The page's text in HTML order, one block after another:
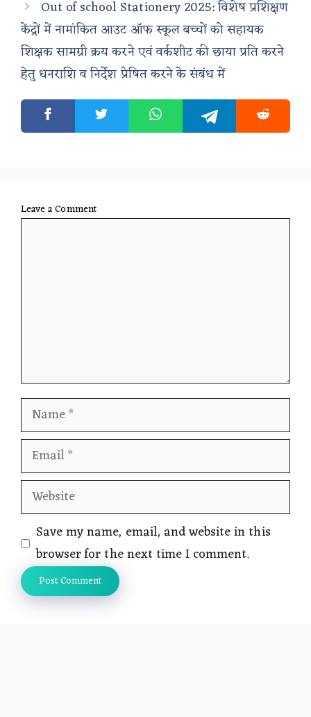
Out of school Stationery 2025: विशेष प्रशिक्षण
केंद्रों में नामांकित आउट ऑफ स्कूल बच्चों को सहायक
शिक्षक सामग्री क्रय करने एवं वर्कशीट की छाया प्रति करने
हेतु धनराशि व निर्देश प्रेषित करने के संबंध में
Leave a Comment
Name
Email
Website
Save my name, email, and website in this
browser for the next time I comment.